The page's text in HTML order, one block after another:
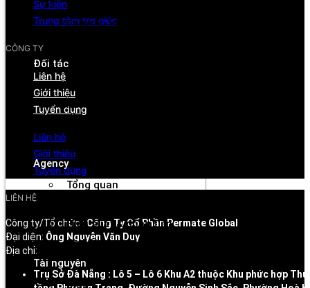
Tìm kiếm đối tác
Công cụ phân tích
Đối tác
Kết nối thương hiệu
Agency
Tổng quan
Hiệu suất & dòng tiền
Cơ hội hợp tác & hỗ trợ
Tài nguyên
Blog
Sự kiện
Trung tâm trợ giúp
CÔNG TY
Liên hệ
Giới thiệu
Tuyển dụng
Liên hệ
Giới thiệu
Tuyển dụng
LIÊN HỆ
Công ty/Tổ chức : Công Ty Cổ Phần Permate Global
Đại diện: Ông Nguyễn Văn Duy
Địa chỉ:
Trụ Sở Đà Nẵng : Lô 5 – Lô 6 Khu A2 thuộc Khu phức hợp